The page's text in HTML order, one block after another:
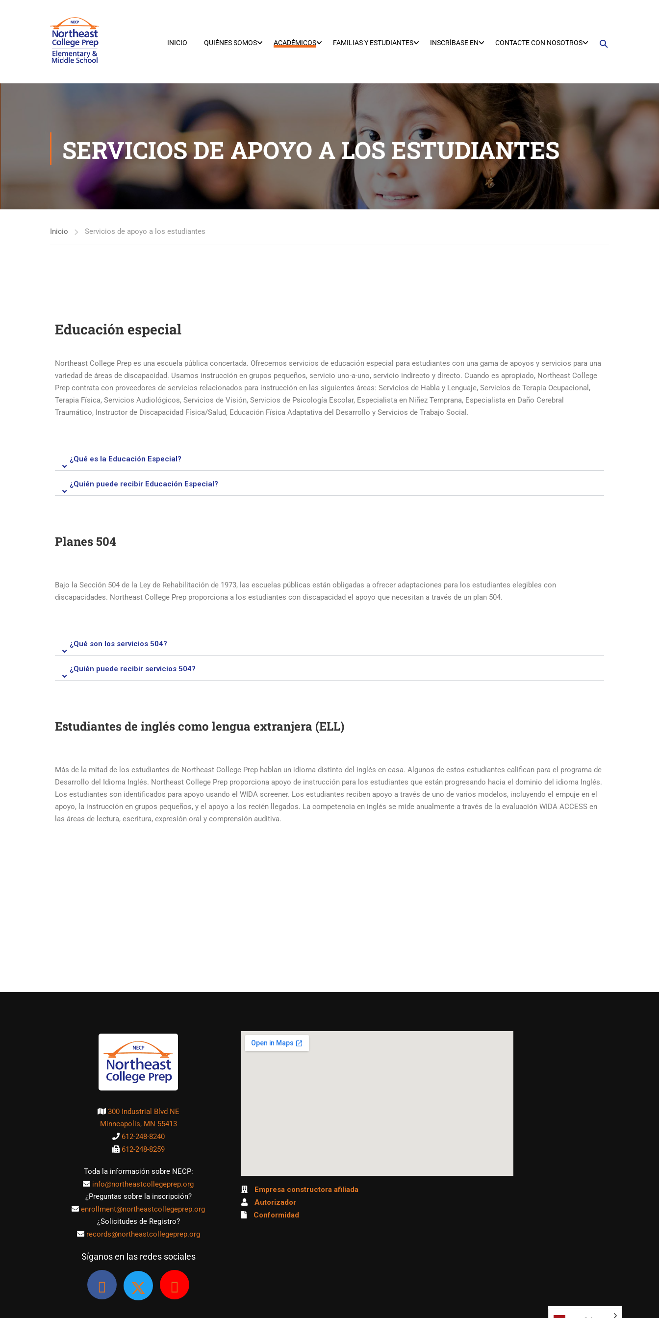
INICIO QUIÉNES SOMOS ACADÉMICOS FAMILIAS Y ESTUDIANTES INSCRÍBASE EN CONTACTE CON NOSOTROS
SERVICIOS DE APOYO A LOS ESTUDIANTES
Inicio Servicios de apoyo a los estudiantes
Educación especial
Northeast College Prep es una escuela pública concertada. Ofrecemos servicios de educación especial para estudiantes con una gama de apoyos y servicios para una
variedad de áreas de discapacidad. Usamos instrucción en grupos pequeños, servicio uno-a-uno, servicio indirecto y directo. Cuando es apropiado, Northeast College
Prep contrata con proveedores de servicios relacionados para instrucción en las siguientes áreas: Servicios de Habla y Lenguaje, Servicios de Terapia Ocupacional,
Terapia Física, Servicios Audiológicos, Servicios de Visión, Servicios de Psicología Escolar, Especialista en Niñez Temprana, Especialista en Daño Cerebral
Traumático, Instructor de Discapacidad Física/Salud, Educación Física Adaptativa del Desarrollo y Servicios de Trabajo Social.
¿Qué es la Educación Especial?
¿Quién puede recibir Educación Especial?
Planes 504
Bajo la Sección 504 de la Ley de Rehabilitación de 1973, las escuelas públicas están obligadas a ofrecer adaptaciones para los estudiantes elegibles con
discapacidades. Northeast College Prep proporciona a los estudiantes con discapacidad el apoyo que necesitan a través de un plan 504.
¿Qué son los servicios 504?
¿Quién puede recibir servicios 504?
Estudiantes de inglés como lengua extranjera (ELL)
Más de la mitad de los estudiantes de Northeast College Prep hablan un idioma distinto del inglés en casa. Algunos de estos estudiantes califican para el programa de
Desarrollo del Idioma Inglés. Northeast College Prep proporciona apoyo de instrucción para los estudiantes que están progresando hacia el dominio del idioma Inglés.
Los estudiantes son identificados para apoyo usando el WIDA screener. Los estudiantes reciben apoyo a través de uno de varios modelos, incluyendo el empuje en el
apoyo, la instrucción en grupos pequeños, y el apoyo a los recién llegados. La competencia en inglés se mide anualmente a través de la evaluación WIDA ACCESS en
las áreas de lectura, escritura, expresión oral y comprensión auditiva.
300 Industrial Blvd NE
Minneapolis, MN 55413
612-248-8240
612-248-8259
Toda la información sobre NECP:
info@northeastcollegeprep.org
¿Preguntas sobre la inscripción?
enrollment@northeastcollegeprep.org
¿Solicitudes de Registro?
records@northeastcollegeprep.org
Síganos en las redes sociales
Empresa constructora afiliada
Autorizador
Conformidad